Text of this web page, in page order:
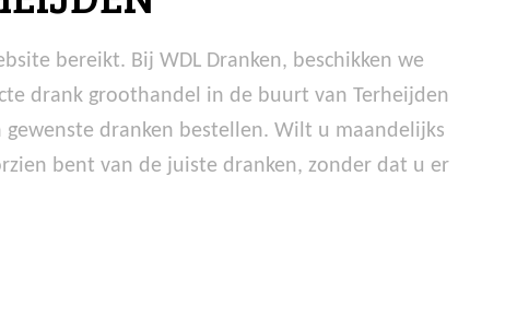
bereikt. Bij WDL Dranken, beschikken we
drank groothandel in de buurt van Terheijden
dranken bestellen. Wilt u maandelijks
bent van de juiste dranken, zonder dat u er